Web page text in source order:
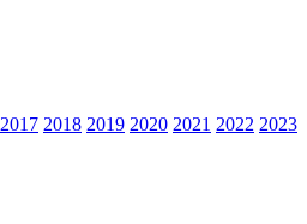
2017 2018 2019 2020 2021 2022 2023